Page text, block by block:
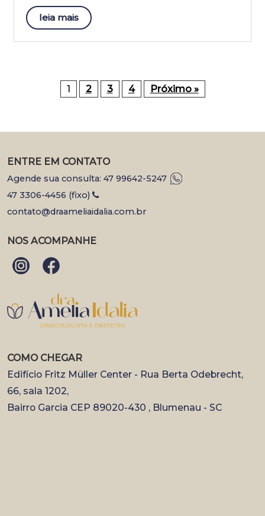
leia mais
1 2 3 4 Próximo »
ENTRE EM CONTATO
Agende sua consulta: 47 99642-5247
47 3306-4456 (fixo)
contato@draameliaidalia.com.br
NOS ACOMPANHE
COMO CHEGAR
Edifício Fritz Müller Center - Rua Berta Odebrecht,
66, sala 1202,
Bairro Garcia CEP 89020-430 , Blumenau - SC